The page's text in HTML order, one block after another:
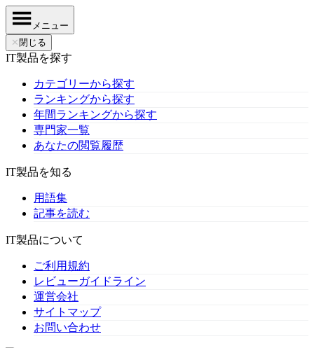
メニュー
✕ 閉じる
IT製品を探す
カテゴリーから探す
ランキングから探す
年間ランキングから探す
専門家一覧
あなたの閲覧履歴
IT製品を知る
用語集
記事を読む
IT製品について
ご利用規約
レビューガイドライン
運営会社
サイトマップ
お問い合わせ